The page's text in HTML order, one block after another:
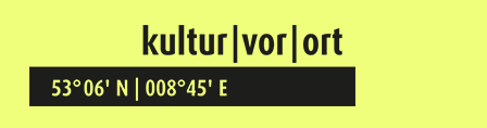
Kultur Vor Ort
BREMEN GRÖPELINGEN